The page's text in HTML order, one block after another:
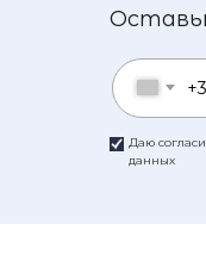
Даю
данных